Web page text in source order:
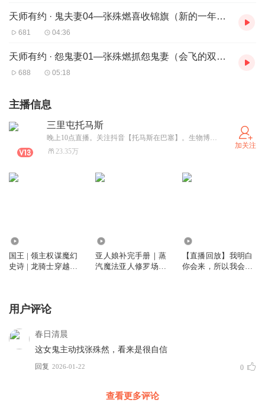
天师有约 · 鬼夫妻04—张殊燃喜收锦旗（新的一年，我们一路相伴~）
681 04:36
天师有约 · 怨鬼妻01—张殊燃抓怨鬼妻（会飞的双鱼女作品，求分享！）
688 05:18
主播信息
三里屯托马斯
晚上10点直播。关注抖音【托马斯在巴塞】。生物博士，凤凰多播剧社创始人。曾用显微镜丈量生命，用资本解剖商业，现逃离KPI围城，成为喜马拉雅有声书签约主播、数字游民；凤凰剧社幕后黑手漫步欧洲，解锁你耳机里的平行宇宙。 “如果人生是旷野，我愿做你耳机里的风。” —— 点击订阅，让我的眼睛与声音，成为你通往远方的任意门
23.35万
加关注
国王 | 领主权谋魔幻
史诗 | 龙骑士穿越魔
亚人娘补完手册｜蒸
汽魔法亚人修罗场｜
【直播回放】我明白
你会来，所以我会等
用户评论
春日清晨
这女鬼主动找张殊然，看来是很自信
回复 2026-01-22 0
查看更多评论